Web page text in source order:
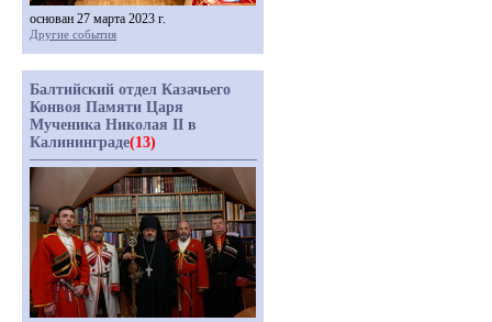
основан 27 марта 2023 г.
Другие события
Балтийский отдел Казачьего
Конвоя Памяти Царя
Мученика Николая II в
Калининграде(13)